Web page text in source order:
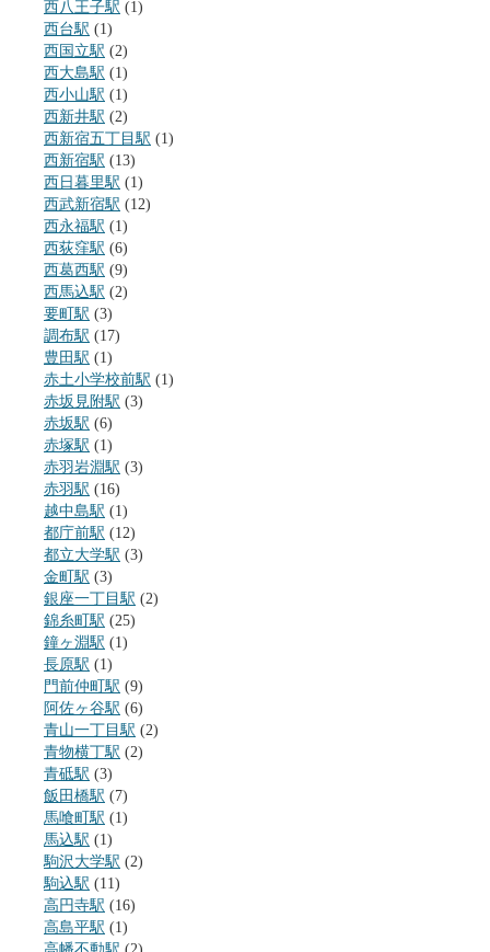
西八王子駅 (1)
西台駅 (1)
西国立駅 (2)
西大島駅 (1)
西小山駅 (1)
西新井駅 (2)
西新宿五丁目駅 (1)
西新宿駅 (13)
西日暮里駅 (1)
西武新宿駅 (12)
西永福駅 (1)
西荻窪駅 (6)
西葛西駅 (9)
西馬込駅 (2)
要町駅 (3)
調布駅 (17)
豊田駅 (1)
赤土小学校前駅 (1)
赤坂見附駅 (3)
赤坂駅 (6)
赤塚駅 (1)
赤羽岩淵駅 (3)
赤羽駅 (16)
越中島駅 (1)
都庁前駅 (12)
都立大学駅 (3)
金町駅 (3)
銀座一丁目駅 (2)
錦糸町駅 (25)
鐘ヶ淵駅 (1)
長原駅 (1)
門前仲町駅 (9)
阿佐ヶ谷駅 (6)
青山一丁目駅 (2)
青物横丁駅 (2)
青砥駅 (3)
飯田橋駅 (7)
馬喰町駅 (1)
馬込駅 (1)
駒沢大学駅 (2)
駒込駅 (11)
高円寺駅 (16)
高島平駅 (1)